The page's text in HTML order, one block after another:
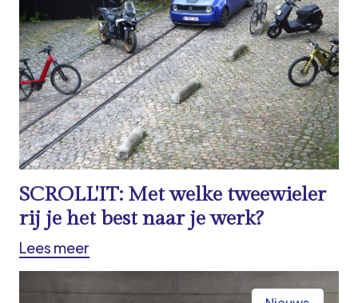
SCROLL'IT: Met welke tweewieler
rij je het best naar je werk?
Lees meer